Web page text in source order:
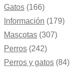
Gatos (166)
Información (179)
Mascotas (307)
Perros (242)
Perros y gatos (84)